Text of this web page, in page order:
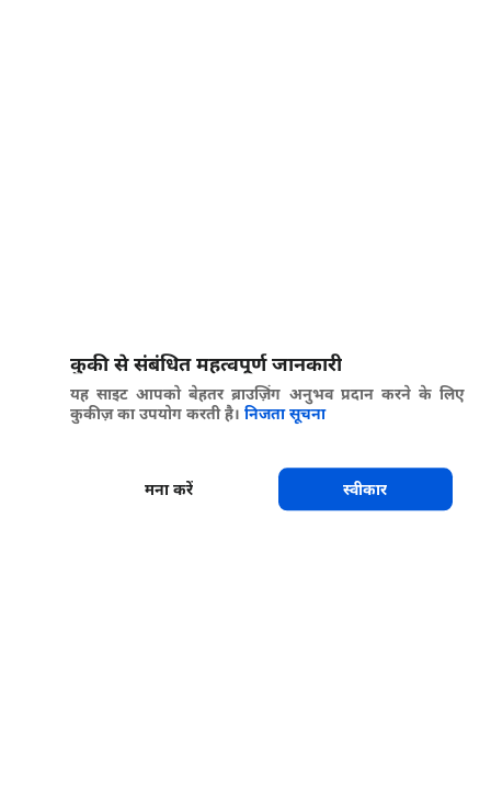
कुकी से संबंधित महत्वपूर्ण जानकारी
यह साइट आपको बेहतर ब्राउज़िंग अनुभव प्रदान करने के लिए
कुकीज़ का उपयोग करती है। निजता सूचना
मना करें स्वीकार